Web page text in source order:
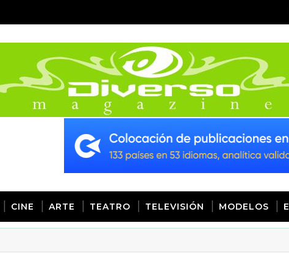
CINE ARTE TEATRO TELEVISIÓN MODELOS